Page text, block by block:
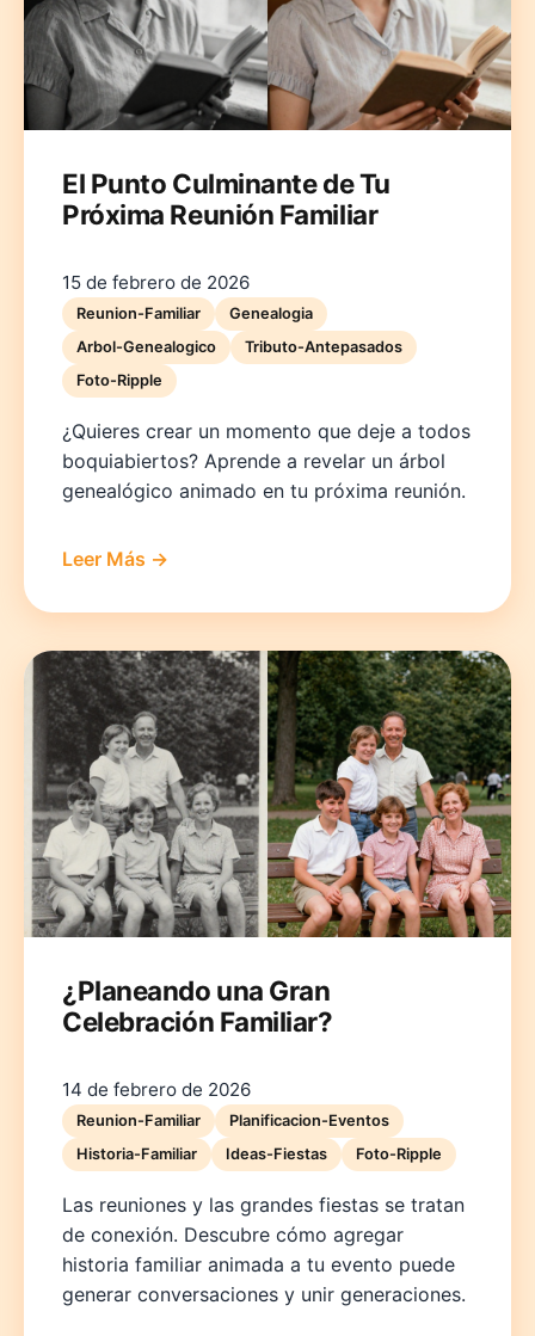
El Punto Culminante de Tu
Próxima Reunión Familiar
15 de febrero de 2026
Reunion-Familiar
Genealogia
Arbol-Genealogico
Tributo-Antepasados
Foto-Ripple
¿Quieres crear un momento que deje a todos
boquiabiertos? Aprende a revelar un árbol
genealógico animado en tu próxima reunión.
Leer Más →
¿Planeando una Gran
Celebración Familiar?
14 de febrero de 2026
Reunion-Familiar
Planificacion-Eventos
Historia-Familiar
Ideas-Fiestas Foto-Ripple
Las reuniones y las grandes fiestas se tratan
de conexión. Descubre cómo agregar
historia familiar animada a tu evento puede
generar conversaciones y unir generaciones.